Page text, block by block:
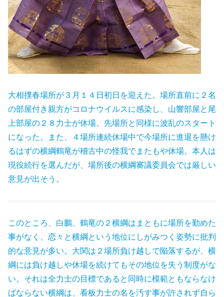
大相撲春場所が３月１４日初日を迎えた。場所直前に２名
の部屋付き親方がコロナウイルスに感染し、山響部屋と尾
上部屋の２８力士が休場。先場所と同様に波乱のスタート
になった。また、４場所連続休場中で今場所に進退を懸け
るはずの横綱鶴竜が稽古中の怪我でまたもや休場。本人は
現役続行を選んだが、場所後の横綱審議委員会では厳しい
意見が出そう。
このところ、白鵬、鶴竜の２横綱はまともに場所を勤めた
事がなく、恋々と横綱という地位にしがみつく姿勢に批判
的な意見が多い。大関は２場所負け越しで陥落するが、横
綱には負け越しや休場を続けてもその地位を失う制度がな
い。それは全力士の目標であると同時に模範ともならなけ
ばならない横綱は、看板力士の名を汚す事が許されず自ら